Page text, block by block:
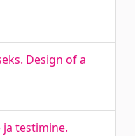
Design of a
testimine.